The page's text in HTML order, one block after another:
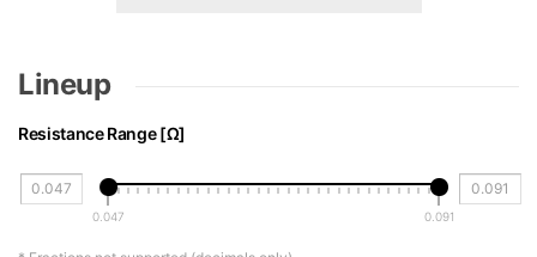
Lineup
Resistance Range [Ω]
0.047 0.091